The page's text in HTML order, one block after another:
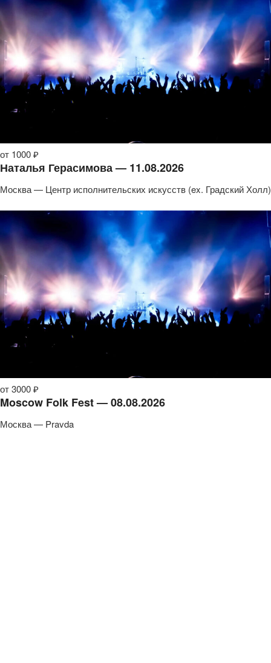
от 1000 ₽
Наталья Герасимова — 11.08.2026
Москва — Центр исполнительских искусств (ex. Градский Холл)
от 3000 ₽
Moscow Folk Fest — 08.08.2026
Москва — Pravda